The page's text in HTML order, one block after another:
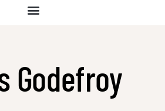
Godefroy